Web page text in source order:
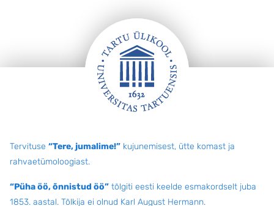
Tervituse “Tere, jumalime!” kujunemisest, ütte komast ja
rahvaetümoloogiast.
“Püha öö, õnnistud öö” tõlgiti eesti keelde esmakordselt juba
1853. aastal. Tõlkija ei olnud Karl August Hermann.